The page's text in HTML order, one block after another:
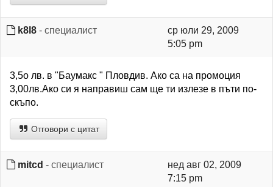
k8l8 - специалист
ср юли 29, 2009
5:05 pm
3,5о лв. в "Баумакс " Пловдив. Ако са на промоция
3,00лв.Ако си я направиш сам ще ти излезе в пъти по-
скъпо.
Отговори с цитат
mitcd - специалист
нед авг 02, 2009
7:15 pm